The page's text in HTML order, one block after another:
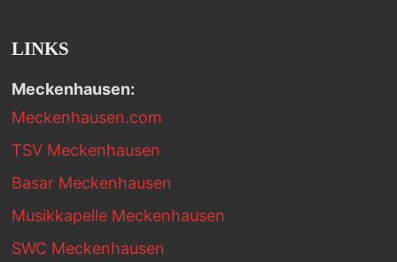
LINKS
Meckenhausen:
Meckenhausen.com
TSV Meckenhausen
Basar Meckenhausen
Musikkapelle Meckenhausen
SWC Meckenhausen